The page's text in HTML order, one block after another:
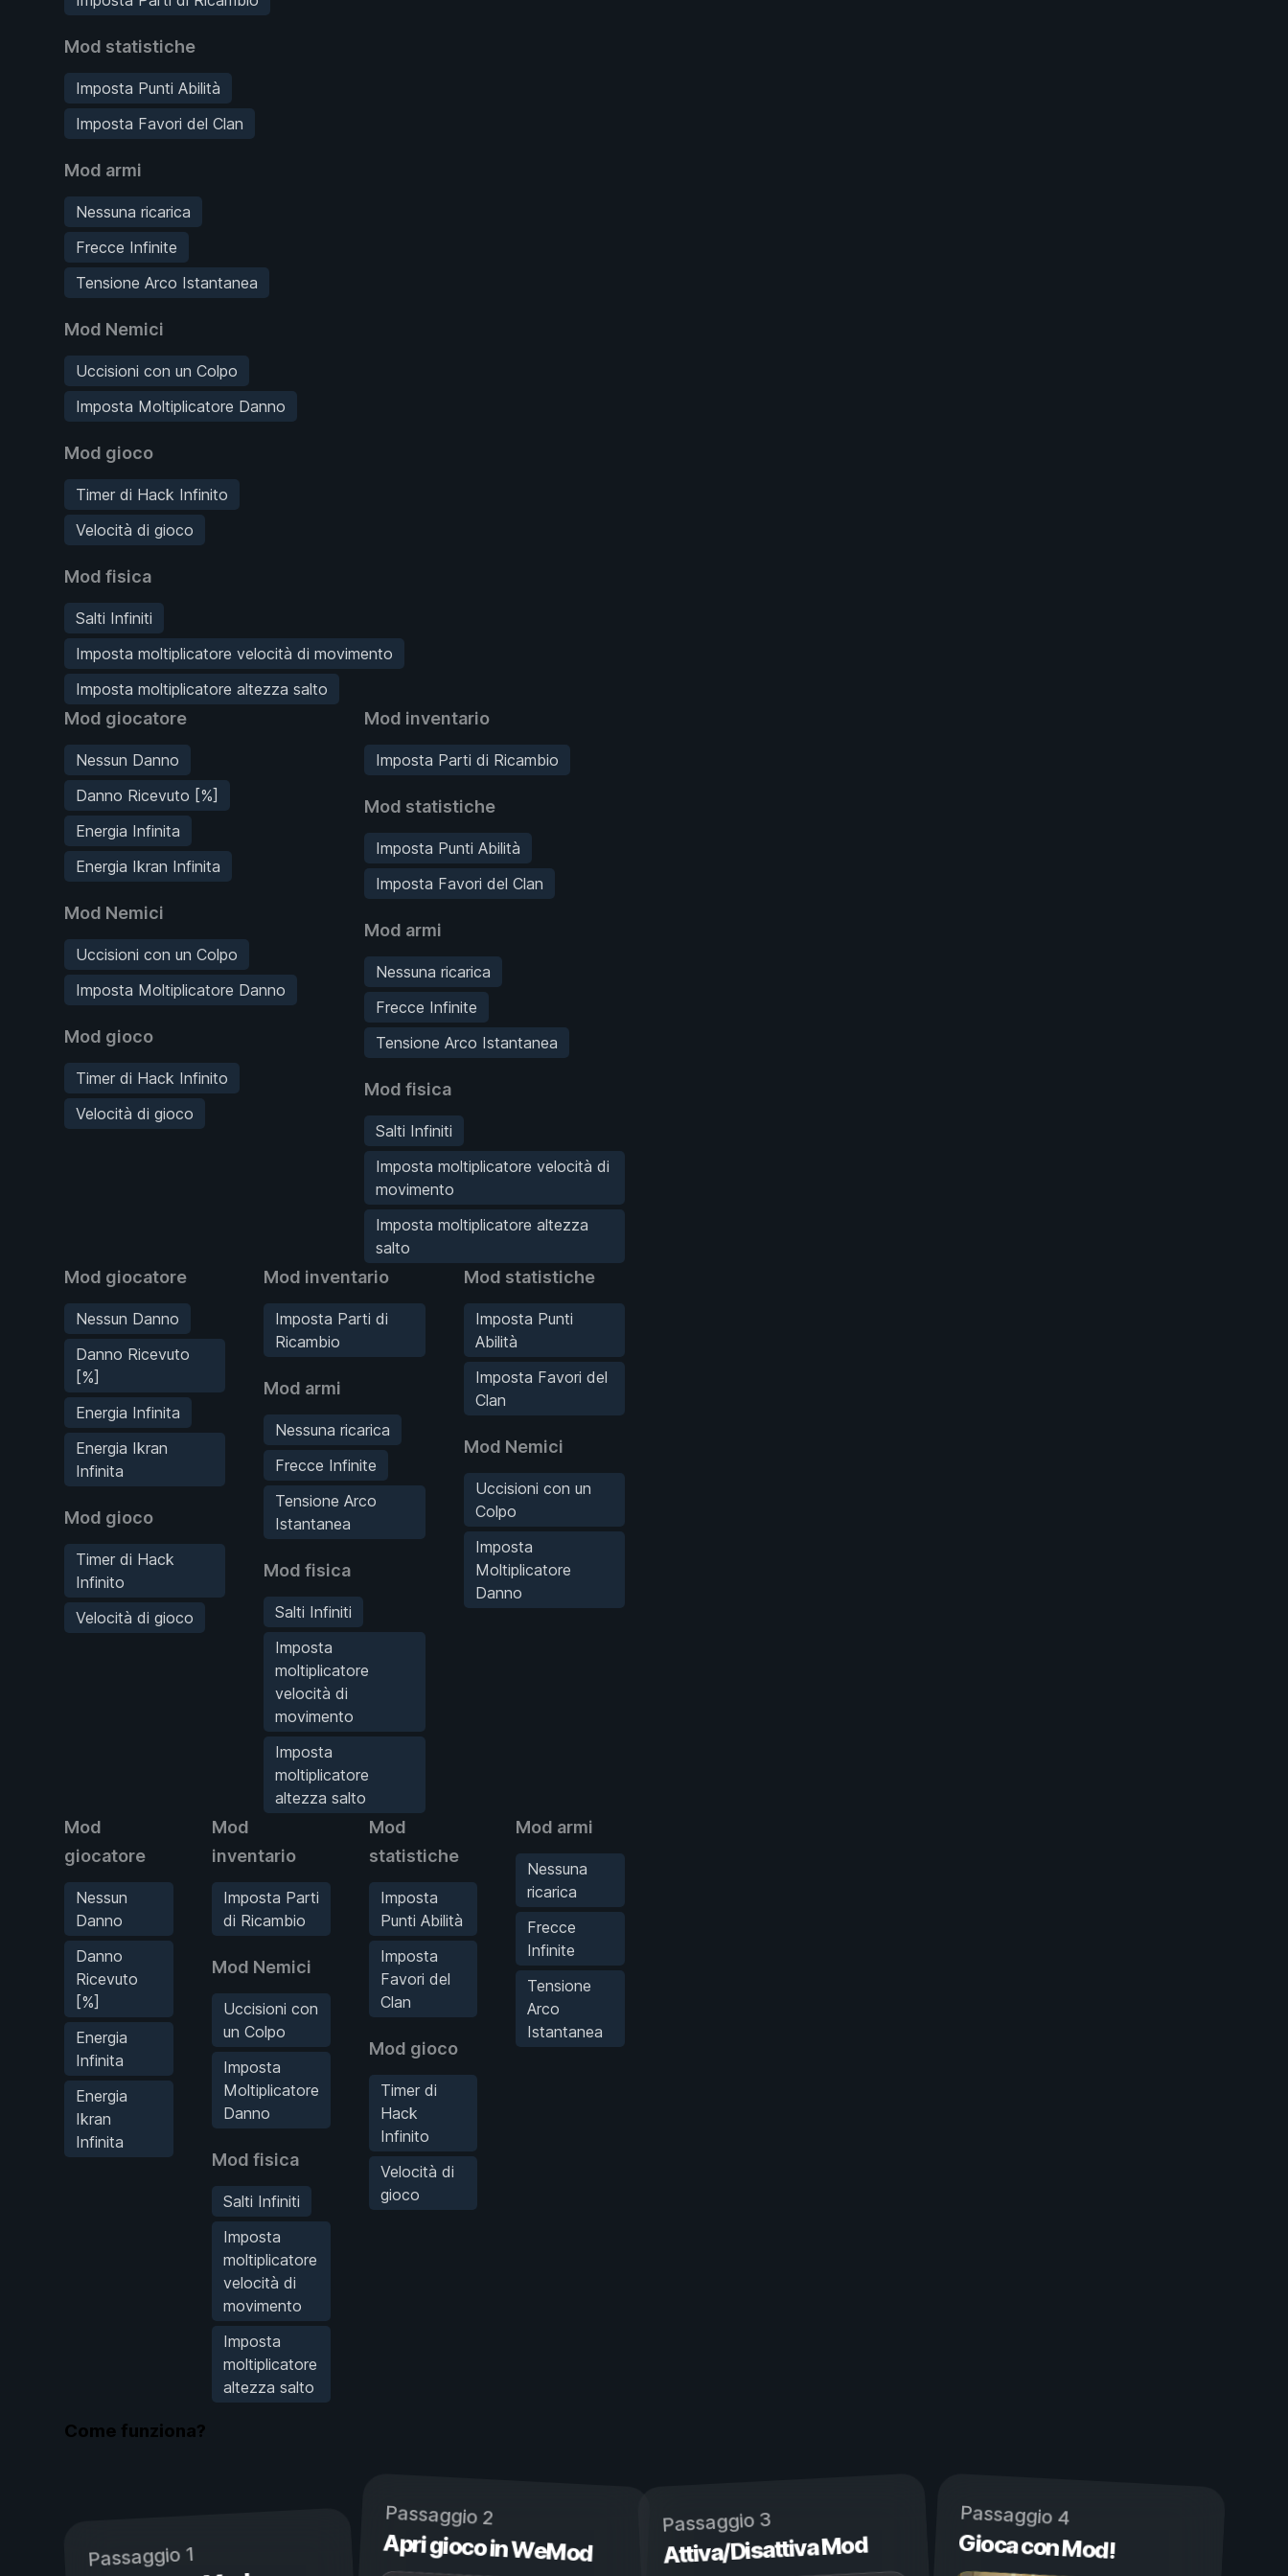
Mod statistiche
Imposta Punti Abilità
Imposta Favori del Clan
Mod armi
Nessuna ricarica
Frecce Infinite
Tensione Arco Istantanea
Mod Nemici
Uccisioni con un Colpo
Imposta Moltiplicatore Danno
Mod gioco
Timer di Hack Infinito
Velocità di gioco
Mod fisica
Salti Infiniti
Imposta moltiplicatore velocità di movimento
Imposta moltiplicatore altezza salto
Mod giocatore
Nessun Danno
Danno Ricevuto [%]
Energia Infinita
Energia Ikran Infinita
Mod Nemici
Uccisioni con un Colpo
Imposta Moltiplicatore Danno
Mod gioco
Timer di Hack Infinito
Velocità di gioco
Mod inventario
Imposta Parti di Ricambio
Mod statistiche
Imposta Punti Abilità
Imposta Favori del Clan
Mod armi
Nessuna ricarica
Frecce Infinite
Tensione Arco Istantanea
Mod fisica
Salti Infiniti
Imposta moltiplicatore velocità di
movimento
Imposta moltiplicatore altezza
salto
Mod giocatore
Nessun Danno
Danno Ricevuto
[%]
Energia Infinita
Energia Ikran
Infinita
Mod gioco
Timer di Hack
Infinito
Velocità di gioco
Mod inventario
Imposta Parti di
Ricambio
Mod armi
Nessuna ricarica
Frecce Infinite
Tensione Arco
Istantanea
Mod fisica
Salti Infiniti
Imposta
moltiplicatore
velocità di
movimento
Imposta
moltiplicatore
altezza salto
Mod statistiche
Imposta Punti
Abilità
Imposta Favori del
Clan
Mod Nemici
Uccisioni con un
Colpo
Imposta
Moltiplicatore
Danno
Mod
giocatore
Nessun
Danno
Danno
Ricevuto
[%]
Energia
Infinita
Energia
Ikran
Infinita
Mod
inventario
Imposta Parti
di Ricambio
Mod Nemici
Uccisioni con
un Colpo
Imposta
Moltiplicatore
Danno
Mod fisica
Salti Infiniti
Imposta
moltiplicatore
velocità di
movimento
Imposta
moltiplicatore
altezza salto
Mod
statistiche
Imposta
Punti Abilità
Imposta
Favori del
Clan
Mod gioco
Timer di
Hack
Infinito
Velocità di
gioco
Mod armi
Nessuna
ricarica
Frecce
Infinite
Tensione
Arco
Istantanea
Come funziona?
Passaggio 1
Passaggio 2
Apri gioco in WeMod
Passaggio 3
Attiva/Disattiva Mod
Passaggio 4
Gioca con Mod!